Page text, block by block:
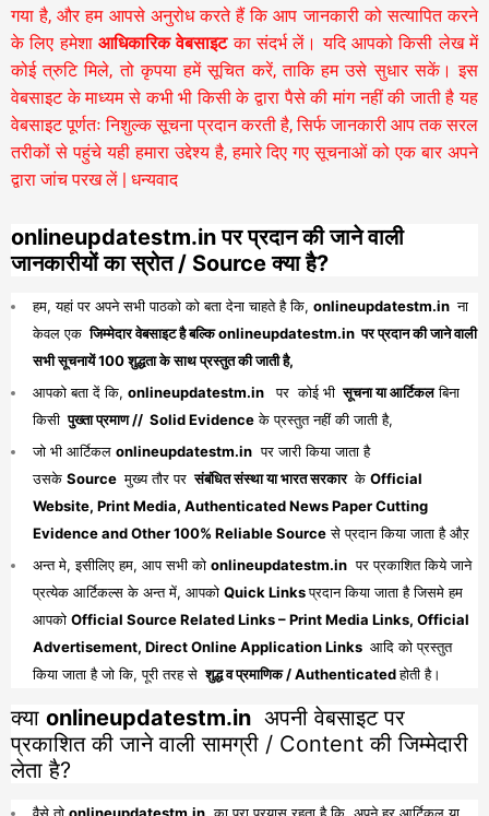
गया है, और हम आपसे अनुरोध करते हैं कि आप जानकारी को सत्यापित करने
के लिए हमेशा आधिकारिक वेबसाइटका संदर्भ लें। यदि आपको किसी लेख में
कोई त्रुटि मिले, तो कृपया हमें सूचित करें, ताकि हम उसे सुधार सकें। इस
वेबसाइट के माध्यम से कभी भी किसी के द्वारा पैसे की मांग नहीं की जाती है यह
वेबसाइट पूर्णतः निशुल्क सूचना प्रदान करती है,सिर्फ जानकारी आप तक सरल
तरीकों से पहुंचे यही हमारा उद्देश्य है, हमारे दिए गए सूचनाओं को एक बार अपने
द्वारा जांच परख लें | धन्यवाद
onlineupdatestm.in पर प्रदान की जाने वाली
जानकारीयों का स्रोत / Source क्या है?
हम, यहां पर अपने सभी पाठको को बता देना चाहते है कि, onlineupdatestm.in ना
केवल एक जिम्मेदार वेबसाइट है बल्कि onlineupdatestm.in पर प्रदान की जाने वाली
सभी सूचनायें 100 शुद्धता के साथ प्रस्तुत की जाती है,
आपको बता दें कि, onlineupdatestm.in पर कोई भी सूचना या आर्टिकलबिना
किसी पुख्ता प्रमाण // Solid Evidenceके प्रस्तुत नहीं की जाती है,
जो भी आर्टिकल onlineupdatestm.in पर जारी किया जाता है
उसके Source मुख्य तौर पर संबंधित संस्था या भारत सरकार के Official
Website, Print Media, Authenticated News Paper Cutting
Evidence and Other 100% Reliable Sourceसे प्रदान किया जाता है औऱ
अन्त मे, इसीलिए हम, आप सभी को onlineupdatestm.in पर प्रकाशित किये जाने
प्रत्येक आर्टिकल्स के अन्त में, आपको Quick Linksप्रदान किया जाता है जिसमे हम
आपको Official Source Related Links – Print Media Links, Official
Advertisement, Direct Online Application Links आदि को प्रस्तुत
किया जाता है जो कि, पूरी तरह से शुद्ध व प्रमाणिक / Authenticatedहोती है।
क्या onlineupdatestm.in अपनी वेबसाइट पर
प्रकाशित की जाने वाली सामग्री / Content की जिम्मेदारी
लेता है?